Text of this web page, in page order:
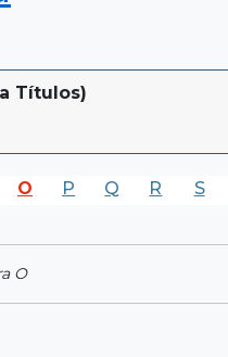
Títulos)
O P Q R S
O